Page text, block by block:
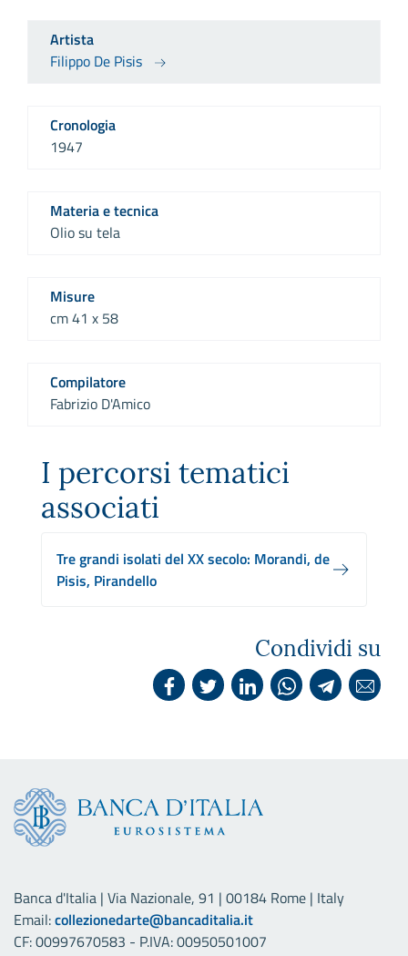
Artista
Filippo De Pisis
Cronologia
1947
Materia e tecnica
Olio su tela
Misure
cm 41 x 58
Compilatore
Fabrizio D'Amico
I percorsi tematici
associati
Tre grandi isolati del XX secolo: Morandi, de
Pisis, Pirandello
Condividi su
Banca d'Italia | Via Nazionale, 91 | 00184 Rome | Italy
Email:collezionedarte@bancaditalia.it
CF: 00997670583 - P.IVA: 00950501007